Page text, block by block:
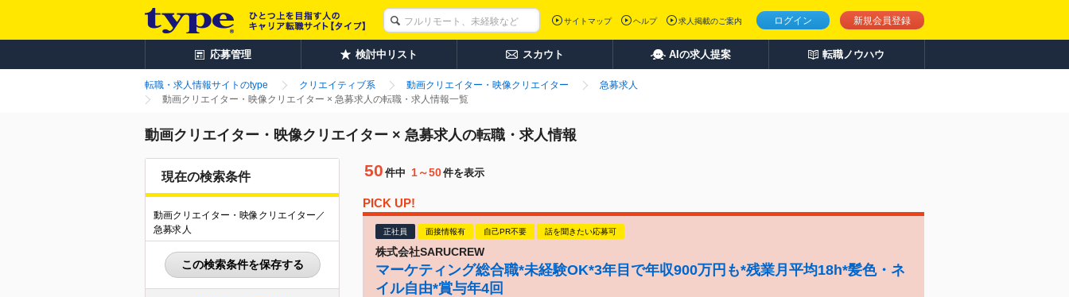
ログイン 新規会員登録
サイトマップ ヘルプ 求人掲載のご案内
応募管理 検討中リスト スカウト AIの求人提案 転職ノウハウ
転職・求人情報サイトのtype クリエイティブ系 動画クリエイター・映像クリエイター
急募求人
動画クリエイター・映像クリエイター × 急募求人の転職・求人情報一覧
動画クリエイター・映像クリエイター × 急募求人の転職・求人情報
現在の検索条件
動画クリエイター・映像クリエイター／
急募求人
この検索条件を保存する
50 件中 1～50件を表示
PICK UP!
正社員 面接情報有 自己PR不要 話を聞きたい応募可
株式会社SARUCREW
マーケティング総合職*未経験OK*3年目で年収900万円も*残業月平均18h*髪色・ネ
イル自由*賞与年4回